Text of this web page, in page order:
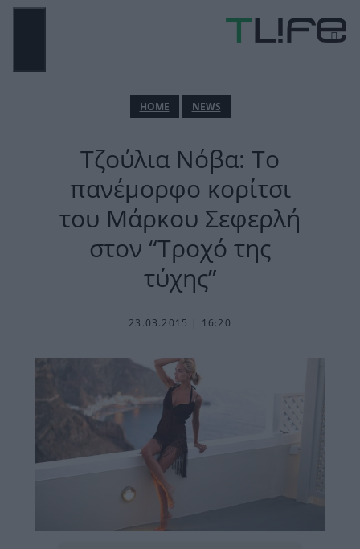
Μετάβαση
ΗΟΜΕ NEWS
Τζούλια Νόβα: Το
πανέμορφο κορίτσι
του Μάρκου Σεφερλή
στον “Τροχό της
τύχης”
23.03.2015 | 16:20